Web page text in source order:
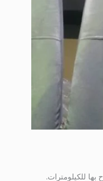
للكيلومترات.